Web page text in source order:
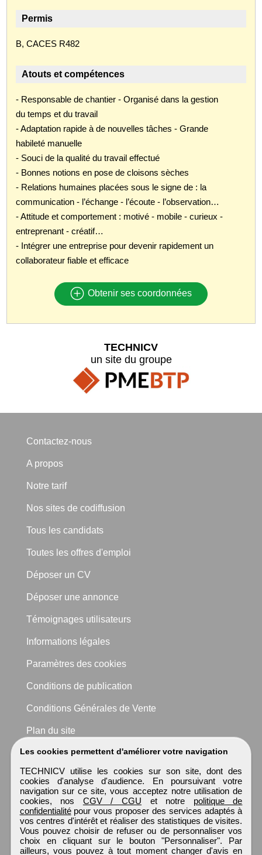
Permis
B, CACES R482
Atouts et compétences
- Responsable de chantier - Organisé dans la gestion
du temps et du travail
- Adaptation rapide à de nouvelles tâches - Grande
habileté manuelle
- Souci de la qualité du travail effectué
- Bonnes notions en pose de cloisons sèches
- Relations humaines placées sous le signe de : la
communication - l’échange - l’écoute - l’observation…
- Attitude et comportement : motivé - mobile - curieux -
entreprenant - créatif…
- Intégrer une entreprise pour devenir rapidement un
collaborateur fiable et efficace
Obtenir ses coordonnées
Les cookies permettent d'améliorer votre navigation
TECHNICV utilise les cookies sur son site, dont des
cookies d'analyse d'audience. En poursuivant votre
navigation sur ce site, vous acceptez notre utilisation de
cookies, nos CGV / CGU et notre politique de
confidentialitépour vous proposer des services adaptés à
vos centres d'intérêt et réaliser des statistiques de visites.
Vous pouvez choisir de refuser ou de personnaliser vos
choix en cliquant sur le bouton "Personnaliser". Par
ailleurs, vous pouvez à tout moment changer d'avis en
TECHNICV
un site du groupe
Contactez-nous
A propos
Notre tarif
Nos sites de codiffusion
Tous les candidats
Toutes les offres d'emploi
Déposer un CV
Déposer une annonce
Témoignages utilisateurs
Informations légales
Paramètres des cookies
Conditions de publication
Conditions Générales de Vente
Plan du site